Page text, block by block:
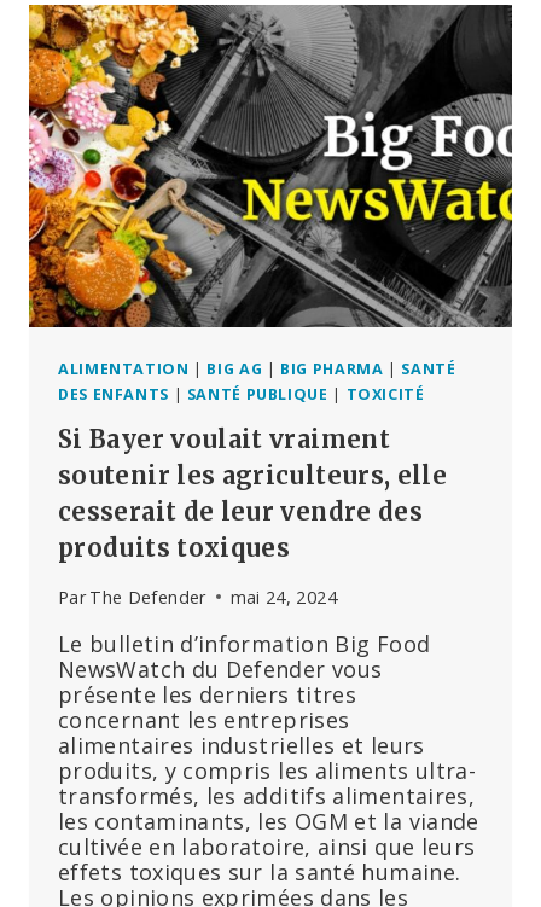
PIÈCES
LE
NARRATIF
DE
L’INNOCUITÉ
ET
DE
L’EFFICACITÉ
ET
DÉMASQUE
LES
« MENSONGES »
DE
PHARMACEUTIQUE
SUR
INJECTIONS
DE
COVID
ALIMENTATION | BIG AG | BIG PHARMA | SANTÉ
DES ENFANTS | SANTÉ PUBLIQUE | TOXICITÉ
Si Bayer voulait vraiment
soutenir les agriculteurs, elle
cesserait de leur vendre des
produits toxiques
Par The Defender mai 24, 2024
Le bulletin d’information Big Food
NewsWatch du Defender vous
présente les derniers titres
concernant les entreprises
alimentaires industrielles et leurs
produits, y compris les aliments ultra-
transformés, les additifs alimentaires,
les contaminants, les OGM et la viande
cultivée en laboratoire, ainsi que leurs
effets toxiques sur la santé humaine.
Les opinions exprimées dans les